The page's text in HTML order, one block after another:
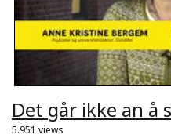
Det går ikke an å
5.951 views